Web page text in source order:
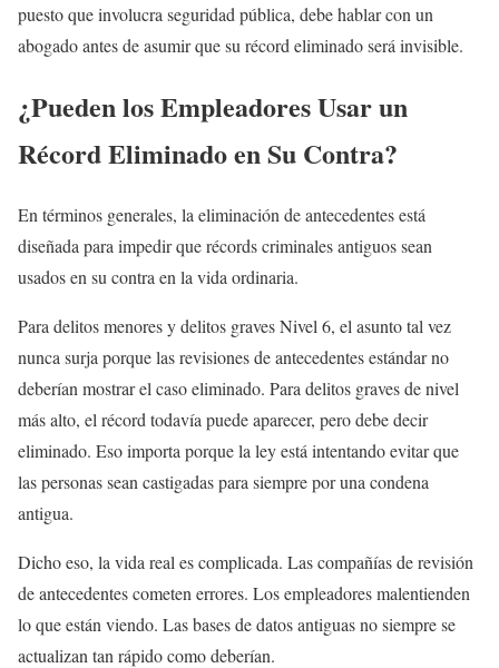
puesto que involucra seguridad pública, debe hablar con un
abogado antes de asumir que su récord eliminado será invisible.
¿Pueden los Empleadores Usar un
Récord Eliminado en Su Contra?
En términos generales, la eliminación de antecedentes está
diseñada para impedir que récords criminales antiguos sean
usados en su contra en la vida ordinaria.
Para delitos menores y delitos graves Nivel 6, el asunto tal vez
nunca surja porque las revisiones de antecedentes estándar no
deberían mostrar el caso eliminado. Para delitos graves de nivel
más alto, el récord todavía puede aparecer, pero debe decir
eliminado. Eso importa porque la ley está intentando evitar que
las personas sean castigadas para siempre por una condena
antigua.
Dicho eso, la vida real es complicada. Las compañías de revisión
de antecedentes cometen errores. Los empleadores malentienden
lo que están viendo. Las bases de datos antiguas no siempre se
actualizan tan rápido como deberían.